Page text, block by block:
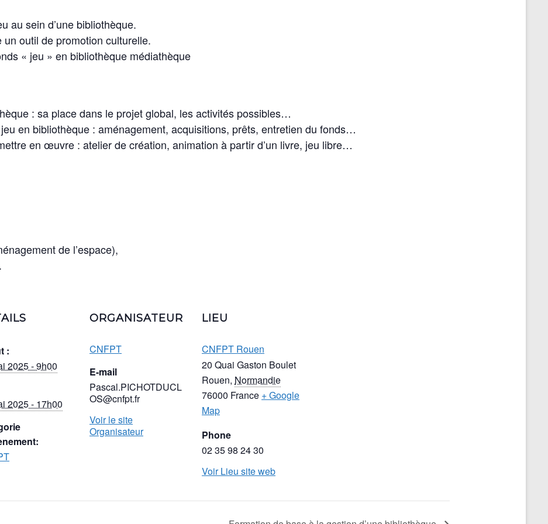
au sein d’une bibliothèque.
outil de promotion culturelle.
« jeu » en bibliothèque médiathèque
: sa place dans le projet global, les activités possibles…
en bibliothèque : aménagement, acquisitions, prêts, entretien du fonds…
en œuvre : atelier de création, animation à partir d’un livre, jeu libre…
de l’espace),
:
2025 - 9h00
2025 - 17h00
ORGANISATEUR
CNFPT
E-mail
Pascal.PICHOTDUCL
OS@cnfpt.fr
Voir le site
Organisateur
LIEU
CNFPT Rouen
20 Quai Gaston Boulet
Rouen, Normandie
76000 France + Google
Map
Phone
02 35 98 24 30
Voir Lieu site web